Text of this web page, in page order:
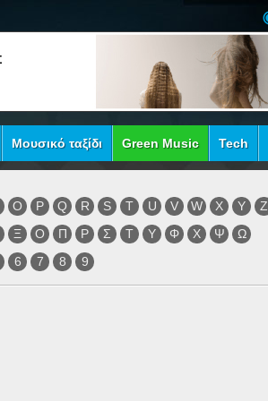
Μουσικό ταξίδι Green Music Tech
O P Q R S T U V W X Y
Z
Ξ Ο Π Ρ Σ Τ Υ Φ Χ Ψ
Ω
6 7 8 9